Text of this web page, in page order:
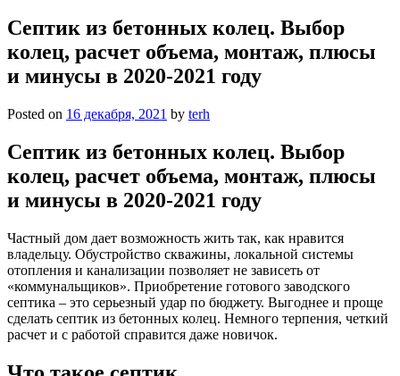
Септик из бетонных колец. Выбор
колец, расчет объема, монтаж, плюсы
и минусы в 2020-2021 году
Posted on 16 декабря, 2021 by terh
Септик из бетонных колец. Выбор
колец, расчет объема, монтаж, плюсы
и минусы в 2020-2021 году
Частный дом дает возможность жить так, как нравится
владельцу. Обустройство скважины, локальной системы
отопления и канализации позволяет не зависеть от
«коммунальщиков». Приобретение готового заводского
септика – это серьезный удар по бюджету. Выгоднее и проще
сделать септик из бетонных колец. Немного терпения, четкий
расчет и с работой справится даже новичок.